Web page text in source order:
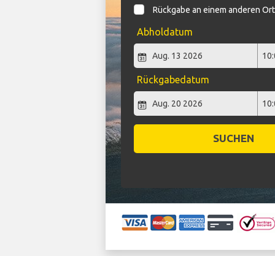
Rückgabe an einem anderen Ort
Abholdatum
Rückgabedatum
SUCHEN